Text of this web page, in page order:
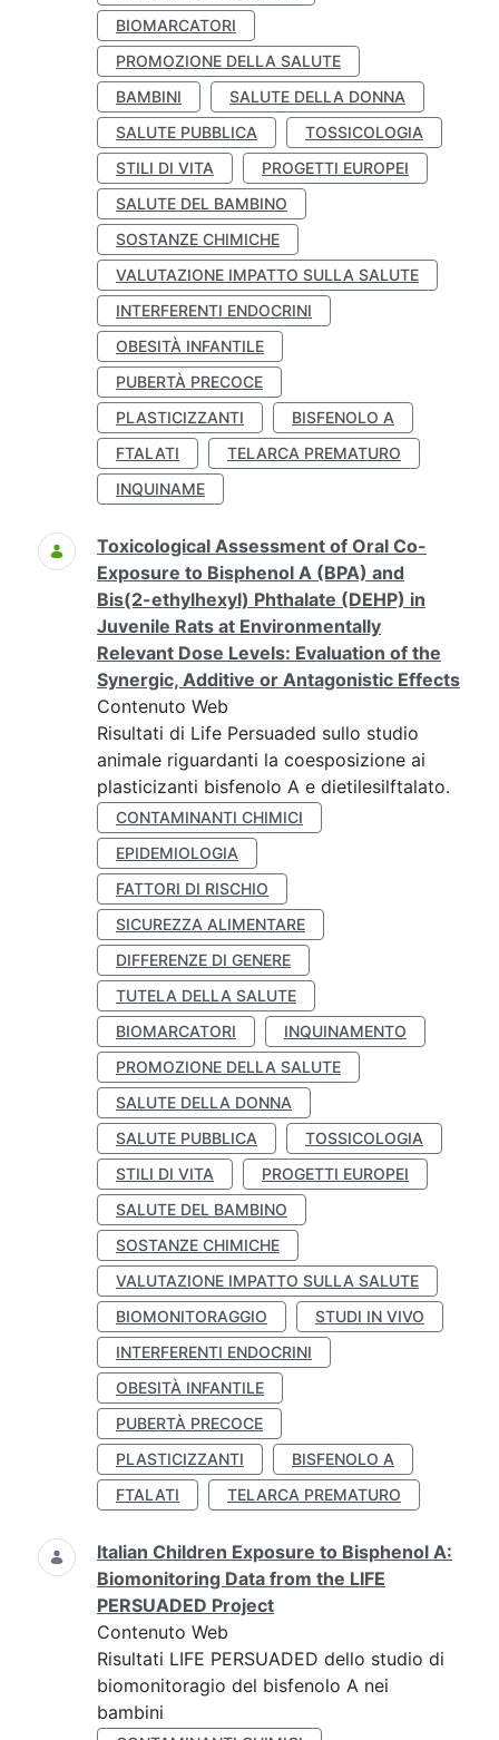
BIOMARCATORI
PROMOZIONE DELLA SALUTE
BAMBINI
SALUTE DELLA DONNA
SALUTE PUBBLICA
TOSSICOLOGIA
STILI DI VITA
PROGETTI EUROPEI
SALUTE DEL BAMBINO
SOSTANZE CHIMICHE
VALUTAZIONE IMPATTO SULLA SALUTE
INTERFERENTI ENDOCRINI
OBESITÀ INFANTILE
PUBERTÀ PRECOCE
PLASTICIZZANTI
BISFENOLO A
FTALATI
TELARCA PREMATURO
INQUINAME
Toxicological Assessment of Oral Co-
Exposure to Bisphenol A (BPA) and
Bis(2-ethylhexyl) Phthalate (DEHP) in
Juvenile Rats at Environmentally
Relevant Dose Levels: Evaluation of the
Synergic, Additive or Antagonistic Effects
Contenuto Web
Risultati di Life Persuaded sullo studio
animale riguardanti la coesposizione ai
plasticizanti bisfenolo A e dietilesilftalato.
CONTAMINANTI CHIMICI
EPIDEMIOLOGIA
FATTORI DI RISCHIO
SICUREZZA ALIMENTARE
DIFFERENZE DI GENERE
TUTELA DELLA SALUTE
BIOMARCATORI
INQUINAMENTO
PROMOZIONE DELLA SALUTE
SALUTE DELLA DONNA
SALUTE PUBBLICA
TOSSICOLOGIA
STILI DI VITA
PROGETTI EUROPEI
SALUTE DEL BAMBINO
SOSTANZE CHIMICHE
VALUTAZIONE IMPATTO SULLA SALUTE
BIOMONITORAGGIO
STUDI IN VIVO
INTERFERENTI ENDOCRINI
OBESITÀ INFANTILE
PUBERTÀ PRECOCE
PLASTICIZZANTI
BISFENOLO A
FTALATI
TELARCA PREMATURO
Italian Children Exposure to Bisphenol A:
Biomonitoring Data from the LIFE
PERSUADED Project
Contenuto Web
Risultati LIFE PERSUADED dello studio di
biomonitoragio del bisfenolo A nei
bambini